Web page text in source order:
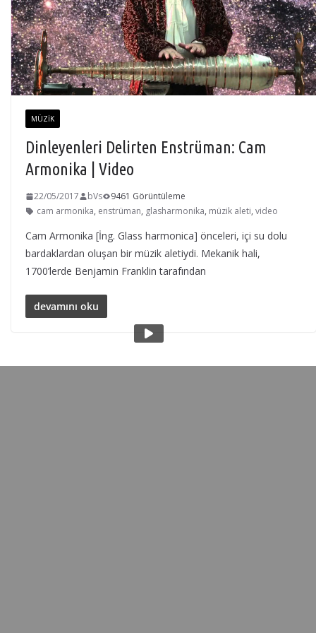
MÜZIK
Dinleyenleri Delirten Enstrüman: Cam
Armonika | Video
22/05/2017 bVs
9461 Görüntüleme
cam armonika, enstrüman, glasharmonika, müzik aleti, video
Cam Armonika [İng. Glass harmonica] önceleri, içi su dolu
bardaklardan oluşan bir müzik aletiydi. Mekanik hali,
1700’lerde Benjamin Franklin tarafından
devamını oku